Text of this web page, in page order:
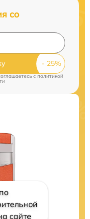
со
cполитикой
сайте